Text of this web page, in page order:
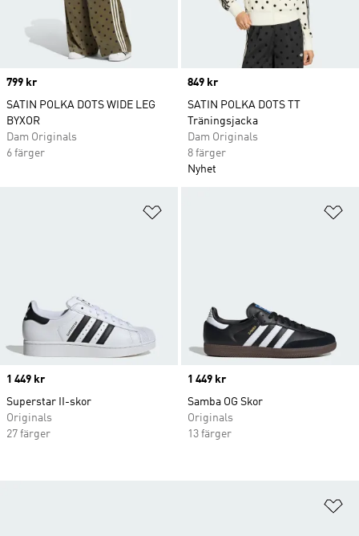
Price
799 kr
SATIN POLKA DOTS WIDE LEG
BYXOR
Dam Originals
6 färger
Price
849 kr
SATIN POLKA DOTS TT
Träningsjacka
Dam Originals
8 färger
Nyhet
Price
1 449 kr
Superstar II-skor
Originals
27 färger
Price
1 449 kr
Samba OG Skor
Originals
13 färger